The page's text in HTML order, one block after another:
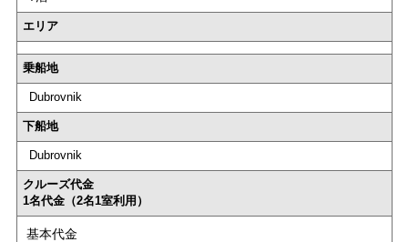
エリア
乗船地
Dubrovnik
下船地
Dubrovnik
クルーズ代金
1名代金（2名1室利用）
基本代金